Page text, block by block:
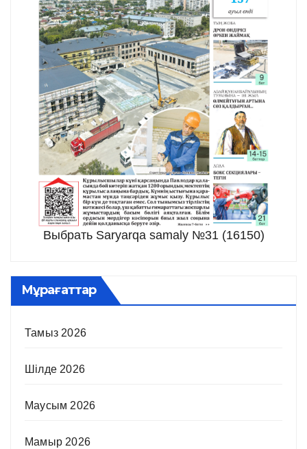
Выбрать Saryarqa samaly №31 (16150)
Мұрағаттар
Тамыз 2026
Шілде 2026
Маусым 2026
Мамыр 2026